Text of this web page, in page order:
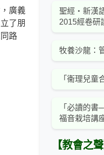
廣義
了朋
路
聖經‧新漢
2015經卷研
牧養沙龍：
「衞理兒童
「必讀的書
福音栽培講
【教會之聲